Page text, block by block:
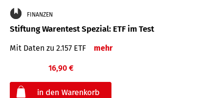
FINANZEN
Stiftung Warentest Spezial: ETF im Test
Mit Daten zu 2.157 ETF mehr
16,90 €